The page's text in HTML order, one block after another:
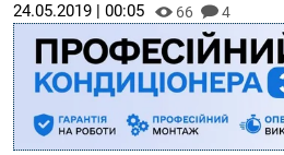
24.05.2019 | 00:05 66 4